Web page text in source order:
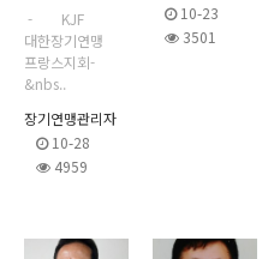
- KJF
대한장기연맹
프랑스지회-
&nbs..
장기연맹관리자
10-28
4959
10-23
3501